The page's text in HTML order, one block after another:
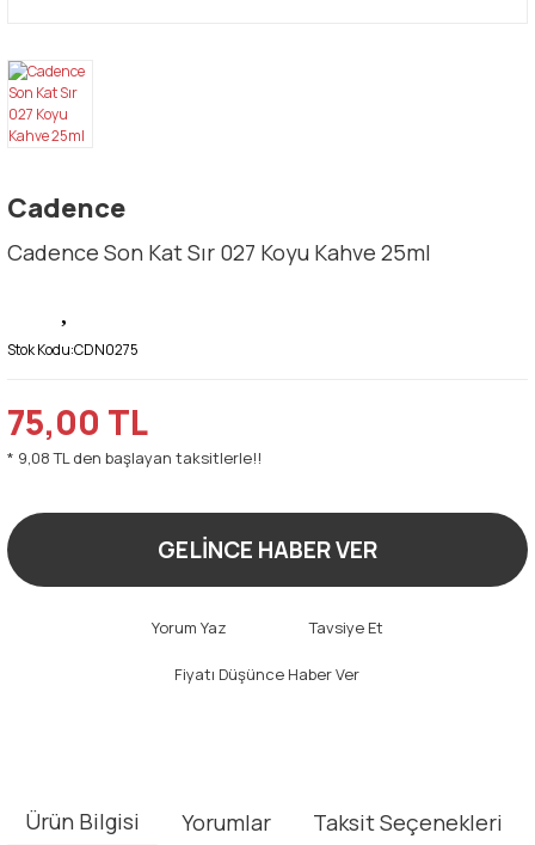
Cadence
Cadence Son Kat Sır 027 Koyu Kahve 25ml
Stok Kodu:CDN0275
75,00 TL
* 9,08 TL den başlayan taksitlerle!!
GELİNCE HABER VER
Yorum Yaz Tavsiye Et
Fiyatı Düşünce Haber Ver
Ürün Bilgisi Yorumlar Taksit Seçenekleri